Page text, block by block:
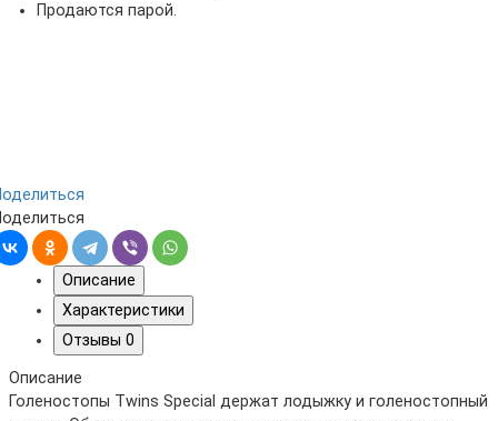
Продаются парой.
Описание
Характеристики
Отзывы 0
Описание
Голеностопы Twins Special держат лодыжку и голеностопный